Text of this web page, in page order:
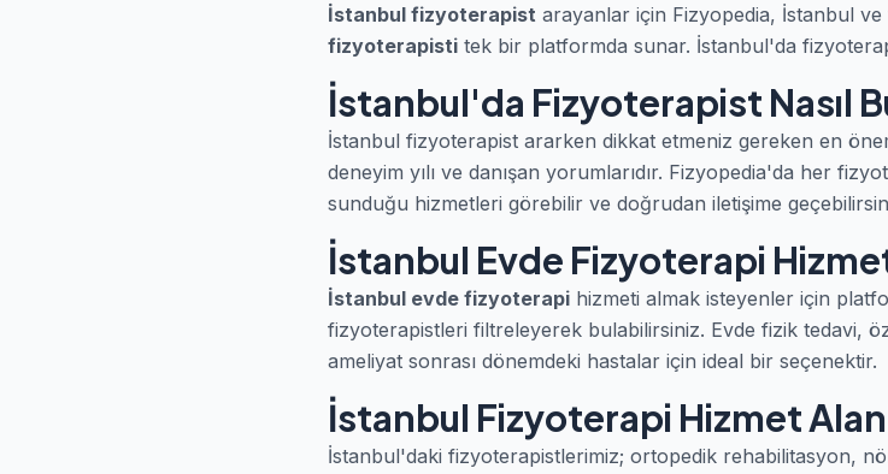
İstanbul fizyoterapist arayanlar için Fizyopedia, İstanbul
fizyoterapisti tek bir platformda sunar. İstanbul'da
İstanbul'da Fizyoterapist Nasıl
İstanbul fizyoterapist ararken dikkat etmeniz gereken en
deneyim yılı ve danışan yorumlarıdır. Fizyopedia'da her
sunduğu hizmetleri görebilir ve doğrudan iletişime
İstanbul Evde Fizyoterapi
İstanbul evde fizyoterapi hizmeti almak isteyenler için
fizyoterapistleri filtreleyerek bulabilirsiniz. Evde fizik tedavi,
ameliyat sonrası dönemdeki hastalar için ideal bir seçenektir.
İstanbul Fizyoterapi Hizmet
İstanbul'daki fizyoterapistlerimiz; ortopedik rehabilitasyon,